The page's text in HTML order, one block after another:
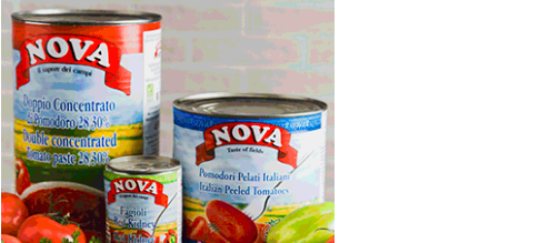
sazişi imzalanıb
07.08.2026- 15:15
ÖZƏL
Tramp Ukraynaya bu silahı verməkdən
imtina etdi: ABŞ-ın özünün bu raketlərə
ehtiyacı var
07.08.2026- 15:00 158